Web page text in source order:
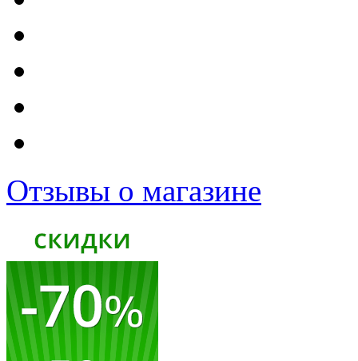
Отзывы о магазине